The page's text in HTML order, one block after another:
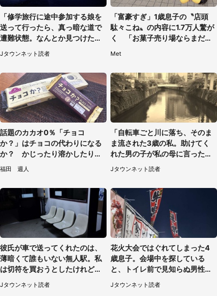
「修学旅行に途中参加する娘を
送って行ったら、真っ暗な道で
遭難状態。なんとか見つけた民
家に助けを求めると、住人の男
性が...」
Jタウンネット読者
「富豪すぎ」1歳息子の〝店頭
駄々こね〟の内容に1.7万人驚が
く 「お菓子売り場ならまだし
Met
話題のカカオ0％「チョコ
か？」はチョコの代わりになる
か？ かじったり溶かしたりし
て食べてみた
福田 週人
「自転車ごと川に落ち、そのま
ま流された3歳の私。助けてく
れた男の子が私の母に言ったの
は...」（千葉県・20代女性）
Jタウンネット読者
彼氏が車で送ってくれたのは、
薄暗くて誰もいない無人駅。私
は切符を買おうとしたけれど
（山形県・20代女性）
Jタウンネット読者
花火大会ではぐれてしまった4
歳息子。会場中を探している
と、トイレ前で見知らぬ男性に
（東京都・女性）
Jタウンネット読者